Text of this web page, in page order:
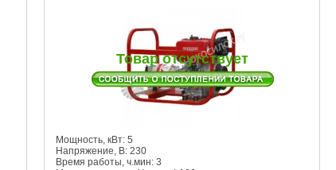
Товар отсутствует
Мощность, кВт: 5
Напряжение, В: 230
Время работы, ч.мин: 3